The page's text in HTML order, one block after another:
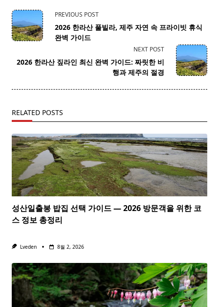
<span
class="nav-
subtitle
reader-
PREVIOUS POST
2026 한라산 풀빌라, 제주 자연 속 프라이빗 휴식
완벽 가이드
NEXT POST
2026 한라산 짚라인 최신 완벽 가이드: 짜릿한 비
행과 제주의 절경
RELATED POSTS
성산일출봉 밥집 선택 가이드 — 2026 방문객을 위한 코
스 정보 총정리
Lveden 8월 2, 2026